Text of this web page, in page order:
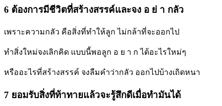
6 ต้องการมีชีวิตที่สร้างสรรค์และจง อ ย่ า กลัว
เพราะความกลัว คือสิ่งที่ทำให้ลูก ไม่กล้าที่จะออกไป
ทำสิ่งใหม่จงเลิกคิด แบบนี้พอลูก อ ย า ก ได้อะไรใหม่ๆ
หรืออะไรที่สร้างสรรค์ จงลืมคำว่ากลัว ออกไปบ้างเถิดหนา
7 ยอมรับสิ่งที่ท้าทายแล้วจะรู้สึกดีเมื่อทำมันได้